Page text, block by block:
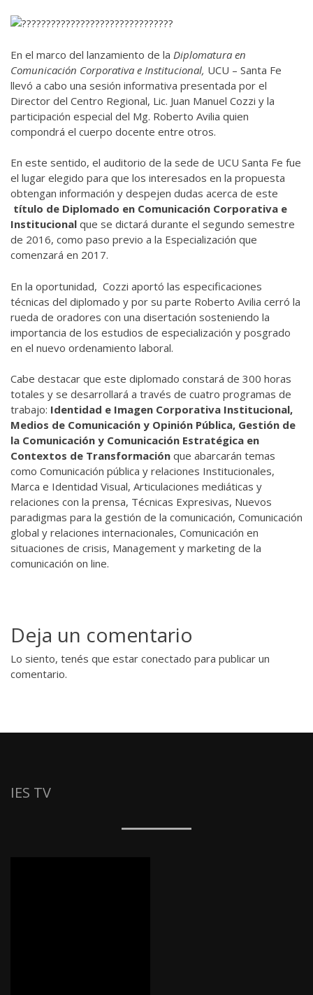
En el marco del lanzamiento de la Diplomatura en
Comunicación Corporativa e Institucional, UCU – Santa Fe
llevó a cabo una sesión informativa presentada por el
Director del Centro Regional, Lic. Juan Manuel Cozzi y la
participación especial del Mg. Roberto Avilia quien
compondrá el cuerpo docente entre otros.
En este sentido, el auditorio de la sede de UCU Santa Fe fue
el lugar elegido para que los interesados en la propuesta
obtengan información y despejen dudas acerca de este
título de Diplomado en Comunicación Corporativa e
Institucional que se dictará durante el segundo semestre
de 2016, como paso previo a la Especialización que
comenzará en 2017.
En la oportunidad, Cozzi aportó las especificaciones
técnicas del diplomado y por su parte Roberto Avilia cerró la
rueda de oradores con una disertación sosteniendo la
importancia de los estudios de especialización y posgrado
en el nuevo ordenamiento laboral.
Cabe destacar que este diplomado constará de 300 horas
totales y se desarrollará a través de cuatro programas de
trabajo: Identidad e Imagen Corporativa Institucional,
Medios de Comunicación y Opinión Pública, Gestión de
la Comunicación y Comunicación Estratégica en
Contextos de Transformación que abarcarán temas
como Comunicación pública y relaciones Institucionales,
Marca e Identidad Visual, Articulaciones mediáticas y
relaciones con la prensa, Técnicas Expresivas, Nuevos
paradigmas para la gestión de la comunicación, Comunicación
global y relaciones internacionales, Comunicación en
situaciones de crisis, Management y marketing de la
comunicación on line.
Deja un comentario
Lo siento, tenés que estar conectado para publicar un
comentario.
IES TV